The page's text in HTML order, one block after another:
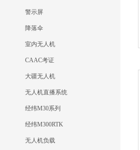
警示屏
降落伞
室内无人机
CAAC考证
大疆无人机
无人机直播系统
经纬M30系列
经纬M300RTK
无人机负载